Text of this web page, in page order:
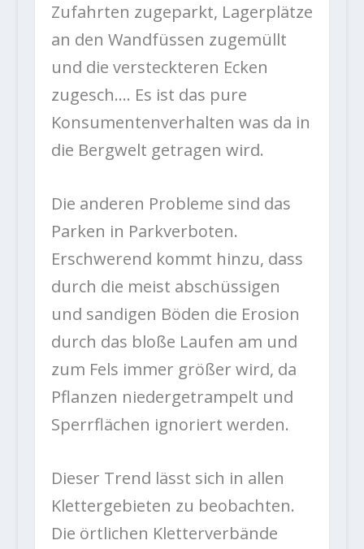
Zufahrten zugeparkt, Lagerplätze
an den Wandfüssen zugemüllt
und die versteckteren Ecken
zugesch…. Es ist das pure
Konsumentenverhalten was da in
die Bergwelt getragen wird.
Die anderen Probleme sind das
Parken in Parkverboten.
Erschwerend kommt hinzu, dass
durch die meist abschüssigen
und sandigen Böden die Erosion
durch das bloße Laufen am und
zum Fels immer größer wird, da
Pflanzen niedergetrampelt und
Sperrflächen ignoriert werden.
Dieser Trend lässt sich in allen
Klettergebieten zu beobachten.
Die örtlichen Kletterverbände